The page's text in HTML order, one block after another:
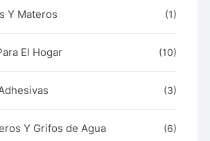
Y Materos (1)
El Hogar (10)
(3)
Y Grifos de Agua (6)